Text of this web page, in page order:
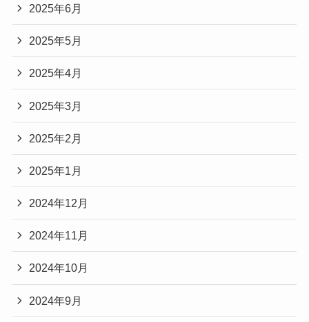
2025年6月
2025年5月
2025年4月
2025年3月
2025年2月
2025年1月
2024年12月
2024年11月
2024年10月
2024年9月